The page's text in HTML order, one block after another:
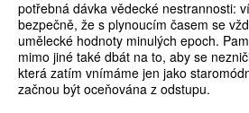
potřebná dávka vědecké nestrannosti:
bezpečně, že s plynoucím časem se
umělecké hodnoty minulých epoch.
mimo jiné také dbát na to, aby se
která zatím vnímáme jen jako
začnou být oceňována z odstupu.